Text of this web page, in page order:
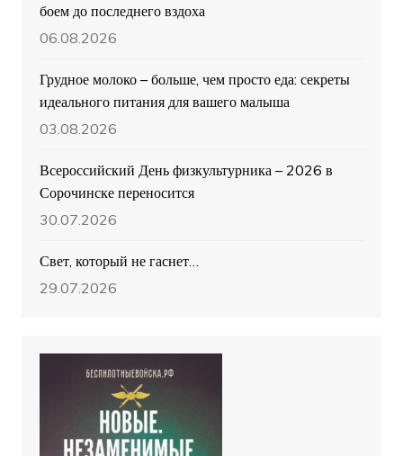
боем до последнего вздоха
06.08.2026
Грудное молоко – больше, чем просто еда: секреты
идеального питания для вашего малыша
03.08.2026
Всероссийский День физкультурника – 2026 в
Сорочинске переносится
30.07.2026
Свет, который не гаснет…
29.07.2026